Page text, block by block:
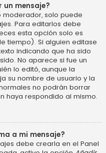
un mensaje?
moderador, solo puede
Para editarlos debe
esta opción solo es
tiempo). Si alguien editase
indicando que ha sido
No aparece si fue un
lo editó, aunque la
su nombre de usuario y la
no podrán borrar
haya respondido al mismo.
a mi mensaje?
debe crearla en el Panel